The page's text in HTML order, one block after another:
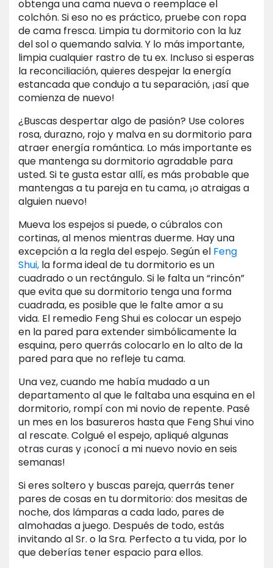
obtenga una cama nueva o reemplace el
colchón. Si eso no es práctico, pruebe con ropa
de cama fresca. Limpia tu dormitorio con la luz
del sol o quemando salvia. Y lo más importante,
limpia cualquier rastro de tu ex. Incluso si esperas
la reconciliación, quieres despejar la energía
estancada que condujo a tu separación, ¡así que
comienza de nuevo!
¿Buscas despertar algo de pasión? Use colores
rosa, durazno, rojo y malva en su dormitorio para
atraer energía romántica. Lo más importante es
que mantenga su dormitorio agradable para
usted. Si te gusta estar allí, es más probable que
mantengas a tu pareja en tu cama, ¡o atraigas a
alguien nuevo!
Mueva los espejos si puede, o cúbralos con
cortinas, al menos mientras duerme. Hay una
excepción a la regla del espejo. Según el Feng
Shui, la forma ideal de tu dormitorio es un
cuadrado o un rectángulo. Si le falta un “rincón”
que evita que su dormitorio tenga una forma
cuadrada, es posible que le falte amor a su
vida. El remedio Feng Shui es colocar un espejo
en la pared para extender simbólicamente la
esquina, pero querrás colocarlo en lo alto de la
pared para que no refleje tu cama.
Una vez, cuando me había mudado a un
departamento al que le faltaba una esquina en el
dormitorio, rompí con mi novio de repente. Pasé
un mes en los basureros hasta que Feng Shui vino
al rescate. Colgué el espejo, apliqué algunas
otras curas y ¡conocí a mi nuevo novio en seis
semanas!
Si eres soltero y buscas pareja, querrás tener
pares de cosas en tu dormitorio: dos mesitas de
noche, dos lámparas a cada lado, pares de
almohadas a juego. Después de todo, estás
invitando al Sr. o la Sra. Perfecto a tu vida, por lo
que deberías tener espacio para ellos.